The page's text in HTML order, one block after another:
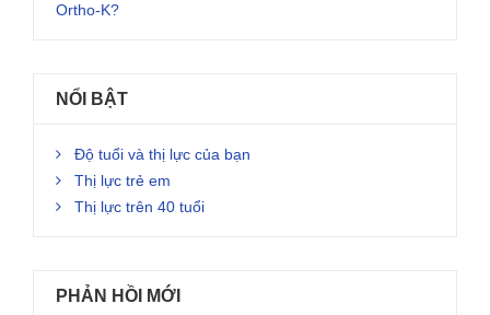
Ortho-K?
NỔI BẬT
Độ tuổi và thị lực của bạn
Thị lực trẻ em
Thị lực trên 40 tuổi
PHẢN HỒI MỚI